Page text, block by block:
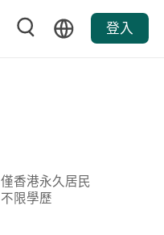
登入
僅香港永久居民
不限學歷